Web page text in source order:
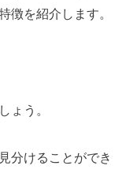
徴を紹介します。
ょう。
分けることができ